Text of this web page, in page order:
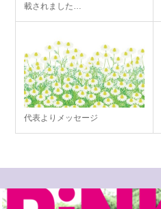
載されました…
代表よりメッセージ